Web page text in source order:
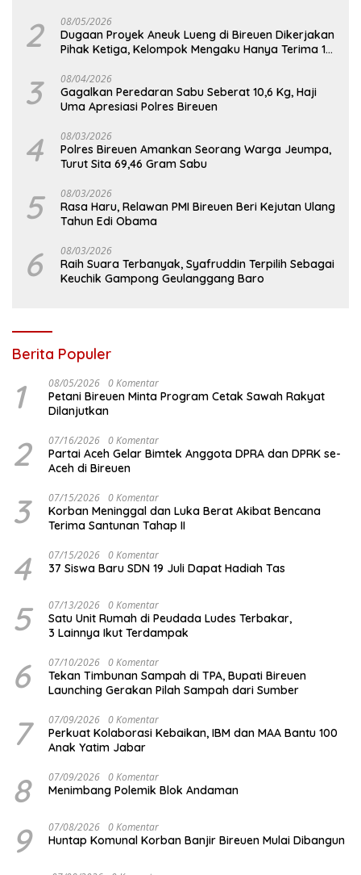
2 08/05/2026
Dugaan Proyek Aneuk Lueng di Bireuen Dikerjakan
Pihak Ketiga, Kelompok Mengaku Hanya Terima 10
3 08/04/2026
Gagalkan Peredaran Sabu Seberat 10,6 Kg, Haji
Uma Apresiasi Polres Bireuen
4 08/03/2026
Polres Bireuen Amankan Seorang Warga Jeumpa,
Turut Sita 69,46 Gram Sabu
5 08/03/2026
Rasa Haru, Relawan PMI Bireuen Beri Kejutan Ulang
Tahun Edi Obama
6 08/03/2026
Raih Suara Terbanyak, Syafruddin Terpilih Sebagai
Keuchik Gampong Geulanggang Baro
Berita Populer
1 08/05/2026 0 Komentar
Petani Bireuen Minta Program Cetak Sawah Rakyat
Dilanjutkan
2 07/16/2026 0 Komentar
Partai Aceh Gelar Bimtek Anggota DPRA dan DPRK se-
Aceh di Bireuen
3 07/15/2026 0 Komentar
Korban Meninggal dan Luka Berat Akibat Bencana
Terima Santunan Tahap II
4 07/15/2026 0 Komentar
37 Siswa Baru SDN 19 Juli Dapat Hadiah Tas
5 07/13/2026 0 Komentar
Satu Unit Rumah di Peudada Ludes Terbakar,
3 Lainnya Ikut Terdampak
6 07/10/2026 0 Komentar
Tekan Timbunan Sampah di TPA, Bupati Bireuen
Launching Gerakan Pilah Sampah dari Sumber
7 07/09/2026 0 Komentar
Perkuat Kolaborasi Kebaikan, IBM dan MAA Bantu 100
Anak Yatim Jabar
8 07/09/2026 0 Komentar
Menimbang Polemik Blok Andaman
9 07/08/2026 0 Komentar
Huntap Komunal Korban Banjir Bireuen Mulai Dibangun